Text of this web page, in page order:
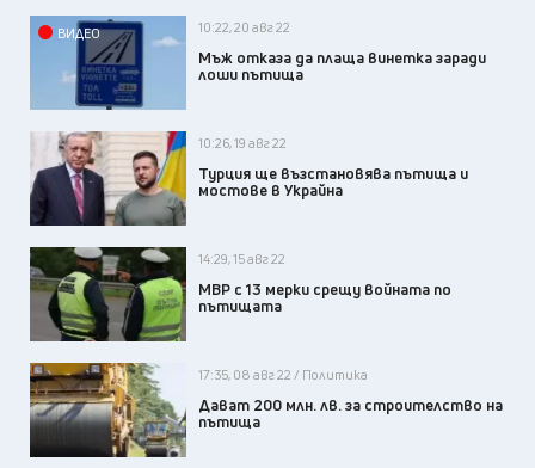
ВИДЕО 10:22, 20 авг 22
Мъж отказа да плаща винетка заради
лоши пътища
10:26, 19 авг 22
Турция ще възстановява пътища и
мостове в Украйна
14:29, 15 авг 22
МВР с 13 мерки срещу войната по
пътищата
17:35, 08 авг 22 / Политика
Дават 200 млн. лв. за строителство на
пътища